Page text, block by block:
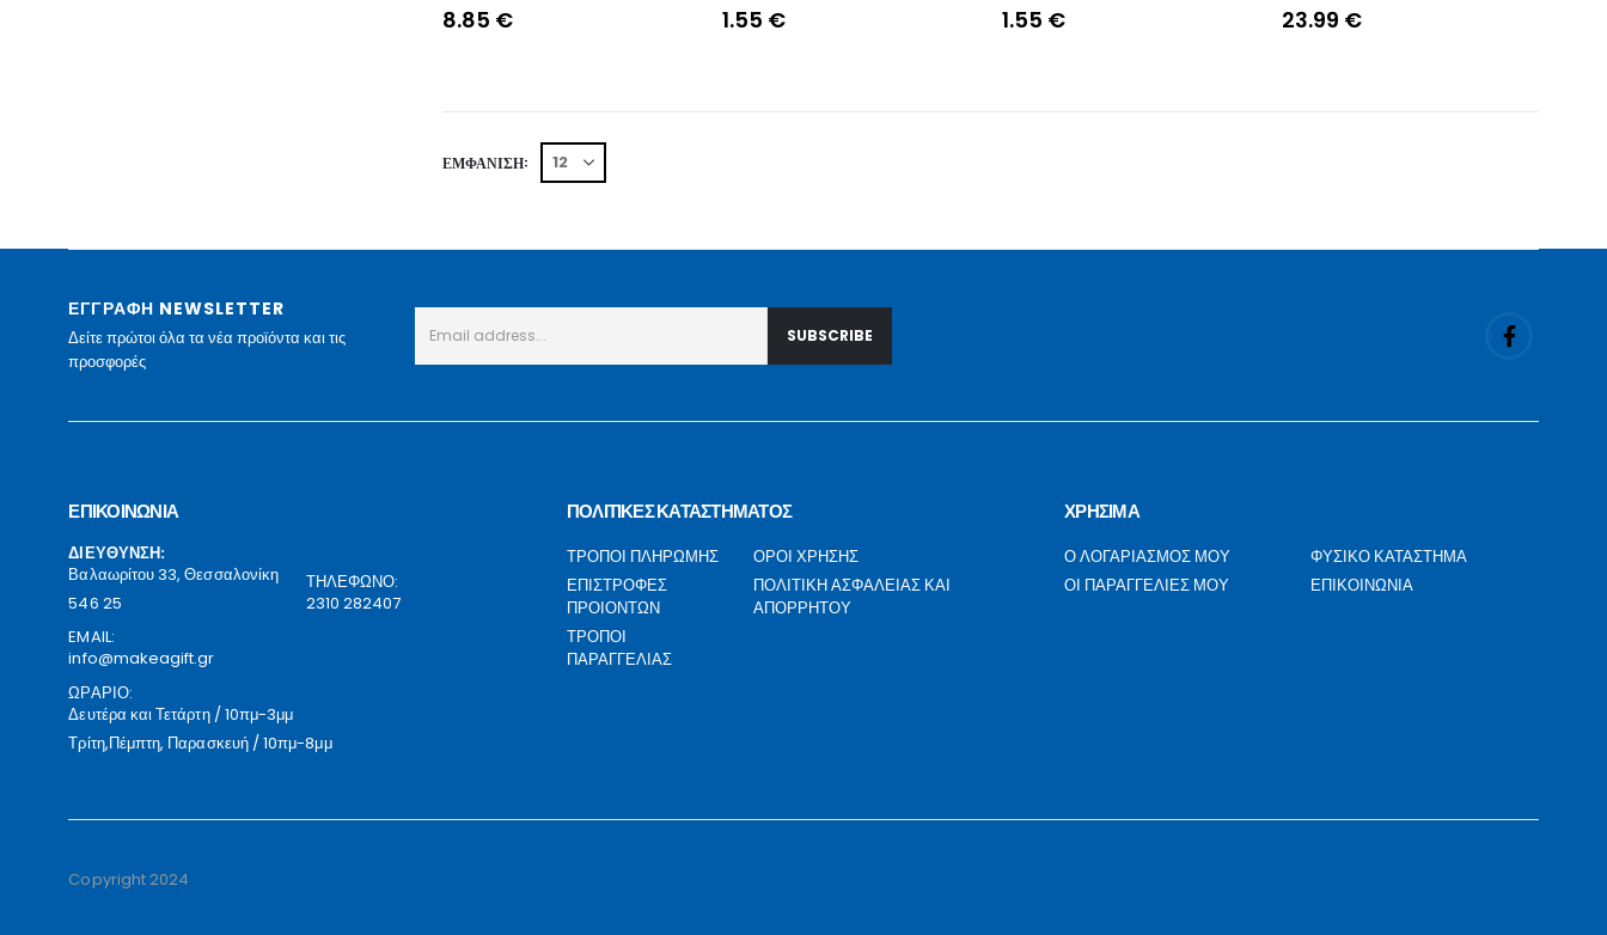
8.85 € 1.55 € 1.55 € 23.99 €
ΕΜΦΆΝΙΣΗ:
ΕΓΓΡΑΦΗ NEWSLETTER
Δείτε πρώτοι όλα τα νέα προϊόντα και τις
προσφορές
ΕΠΙΚΟΙΝΩΝΙΑ
ΔΙΕΥΘΥΝΣΗ:
Βαλαωρίτου 33, Θεσσαλονίκη
546 25
ΤΗΛΕΦΩΝΟ:
2310 282407
EMAIL:
info@makeagift.gr
ΩΡΑΡΙΟ:
Δευτέρα και Τετάρτη / 10πμ-3μμ
Τρίτη,Πέμπτη, Παρασκευή / 10πμ-8μμ
ΠΟΛΙΤΙΚΕΣ ΚΑΤΑΣΤΗΜΑΤΟΣ
ΤΡΟΠΟΙ ΠΛΗΡΩΜΗΣ
ΕΠΙΣΤΡΟΦΕΣ
ΠΡΟΙΟΝΤΩΝ
ΤΡΟΠΟΙ
ΠΑΡΑΓΓΕΛΙΑΣ
ΟΡΟΙ ΧΡΗΣΗΣ
ΠΟΛΙΤΙΚΗ ΑΣΦΑΛΕΙΑΣ ΚΑΙ
ΑΠΟΡΡΗΤΟΥ
ΧΡΗΣΙΜΑ
Ο ΛΟΓΑΡΙΑΣΜΟΣ ΜΟΥ
ΟΙ ΠΑΡΑΓΓΕΛΙΕΣ ΜΟΥ
ΦΥΣΙΚΟ ΚΑΤΑΣΤΗΜΑ
ΕΠΙΚΟΙΝΩΝΙΑ
Copyright 2024